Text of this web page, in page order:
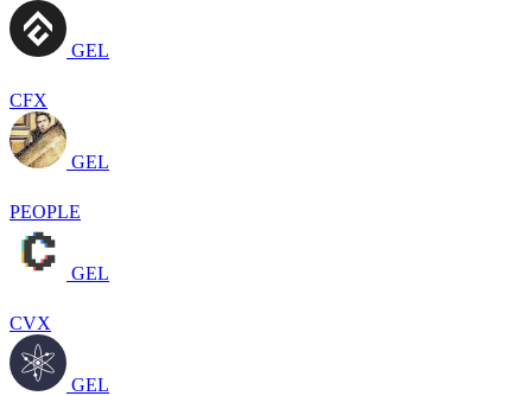
GEL
CFX
GEL
PEOPLE
GEL
CVX
GEL